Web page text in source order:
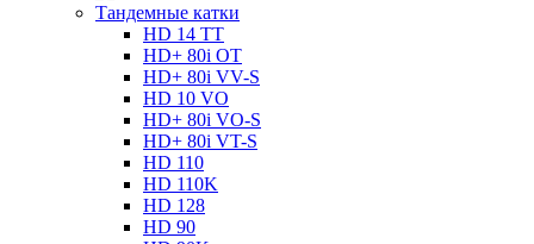
Тандемные катки
HD 14 TT
HD+ 80i OT
HD+ 80i VV-S
HD 10 VO
HD+ 80i VO-S
HD+ 80i VT-S
HD 110
HD 110K
HD 128
HD 90